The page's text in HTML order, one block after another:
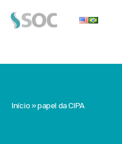
Início»papel da CIPA